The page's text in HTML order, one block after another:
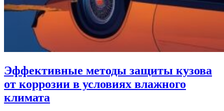
Эффективные методы защиты кузова
от коррозии в условиях влажного
климата